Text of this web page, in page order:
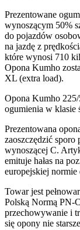
Prezentowane
wynoszącym 50%
do pojazdów
na jazdę z
które wynosi 710
Opona Kumho
XL (extra load).
Opona Kumho
ogumienia w klasie
Prezentowana
zaoszczędzić
wynoszącej C.
emituje hałas na
europejskiej normie
Towar jest
Polską Normą PN-
przechowywanie i
się opony nie